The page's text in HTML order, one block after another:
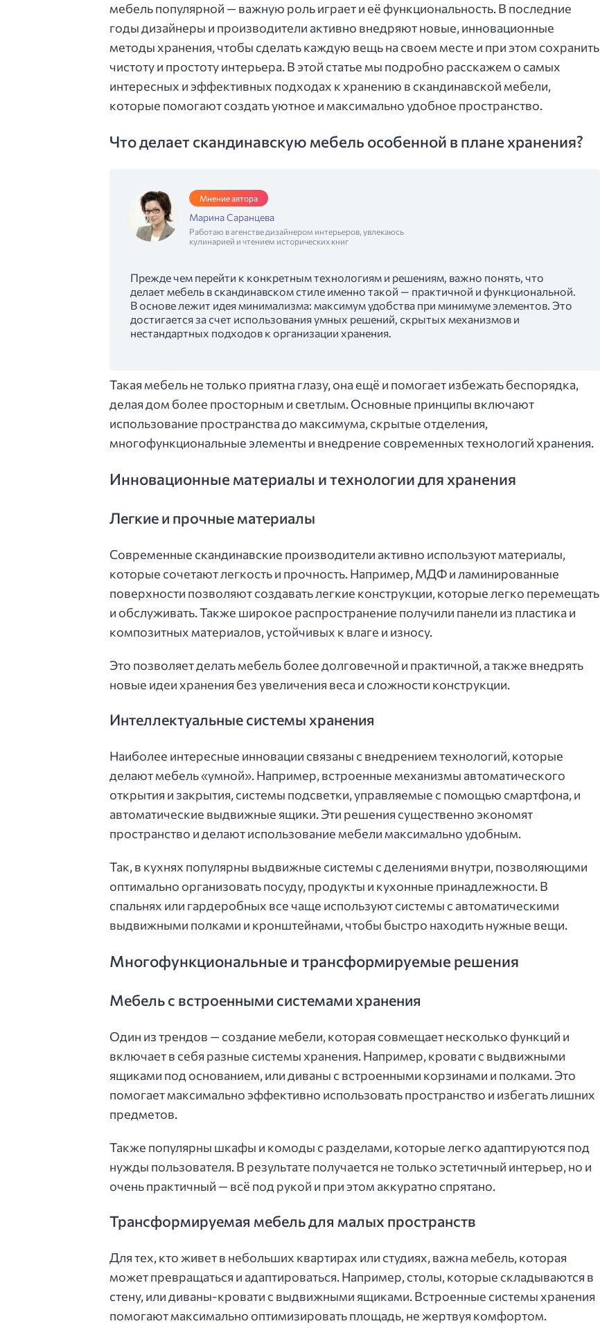
мебель популярной — важную роль играет и её функциональность. В последние
годы дизайнеры и производители активно внедряют новые, инновационные
методы хранения, чтобы сделать каждую вещь на своем месте и при этом сохранить
чистоту и простоту интерьера. В этой статье мы подробно расскажем о самых
интересных и эффективных подходах к хранению в скандинавской мебели,
которые помогают создать уютное и максимально удобное пространство.
Что делает скандинавскую мебель особенной в плане хранения?
Мнение автора
Марина Саранцева
Работаю в агенстве дизайнером интерьеров, увлекаюсь
кулинарией и чтением исторических книг
Прежде чем перейти к конкретным технологиям и решениям, важно понять, что
делает мебель в скандинавском стиле именно такой — практичной и функциональной.
В основе лежит идея минимализма: максимум удобства при минимуме элементов. Это
достигается за счет использования умных решений, скрытых механизмов и
нестандартных подходов к организации хранения.
Такая мебель не только приятна глазу, она ещё и помогает избежать беспорядка,
делая дом более просторным и светлым. Основные принципы включают
использование пространства до максимума, скрытые отделения,
многофункциональные элементы и внедрение современных технологий хранения.
Инновационные материалы и технологии для хранения
Легкие и прочные материалы
Современные скандинавские производители активно используют материалы,
которые сочетают легкость и прочность. Например, МДФ и ламинированные
поверхности позволяют создавать легкие конструкции, которые легко перемещать
и обслуживать. Также широкое распространение получили панели из пластика и
композитных материалов, устойчивых к влаге и износу.
Это позволяет делать мебель более долговечной и практичной, а также внедрять
новые идеи хранения без увеличения веса и сложности конструкции.
Интеллектуальные системы хранения
Наиболее интересные инновации связаны с внедрением технологий, которые
делают мебель «умной». Например, встроенные механизмы автоматического
открытия и закрытия, системы подсветки, управляемые с помощью смартфона, и
автоматические выдвижные ящики. Эти решения существенно экономят
пространство и делают использование мебели максимально удобным.
Так, в кухнях популярны выдвижные системы с делениями внутри, позволяющими
оптимально организовать посуду, продукты и кухонные принадлежности. В
спальнях или гардеробных все чаще используют системы с автоматическими
выдвижными полками и кронштейнами, чтобы быстро находить нужные вещи.
Многофункциональные и трансформируемые решения
Мебель с встроенными системами хранения
Один из трендов — создание мебели, которая совмещает несколько функций и
включает в себя разные системы хранения. Например, кровати с выдвижными
ящиками под основанием, или диваны с встроенными корзинами и полками. Это
помогает максимально эффективно использовать пространство и избегать лишних
предметов.
Также популярны шкафы и комоды с разделами, которые легко адаптируются под
нужды пользователя. В результате получается не только эстетичный интерьер, но и
очень практичный — всё под рукой и при этом аккуратно спрятано.
Трансформируемая мебель для малых пространств
Для тех, кто живет в небольших квартирах или студиях, важна мебель, которая
может превращаться и адаптироваться. Например, столы, которые складываются в
стену, или диваны-кровати с выдвижными ящиками. Встроенные системы хранения
помогают максимально оптимизировать площадь, не жертвуя комфортом.